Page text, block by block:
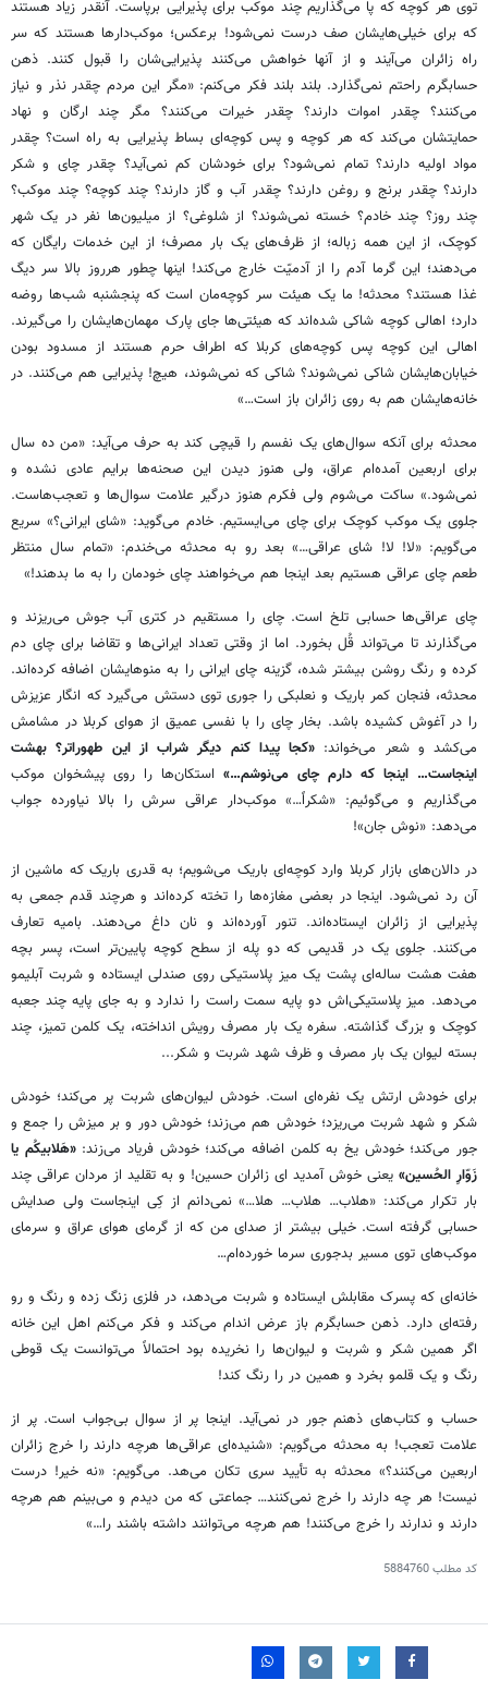
توی هر کوچه که پا می‌گذاریم چند موکب برای پذیرایی برپاست. آنقدر زیاد هستند
که برای خیلی‌هایشان صف درست نمی‌شود! برعکس؛ موکب‌دارها هستند که سر
راه زائران می‌آیند و از آنها خواهش می‌کنند پذیرایی‌شان را قبول کنند. ذهن
حسابگرم راحتم نمی‌گذارد. بلند بلند فکر می‌کنم: «مگر این مردم چقدر نذر و نیاز
می‌کنند؟ چقدر اموات دارند؟ چقدر خیرات می‌کنند؟ مگر چند ارگان و نهاد
حمایتشان می‌کند که هر کوچه و پس کوچه‌ای بساط پذیرایی به راه است؟ چقدر
مواد اولیه دارند؟ تمام نمی‌شود؟ برای خودشان کم نمی‌آید؟ چقدر چای و شکر
دارند؟ چقدر برنج و روغن دارند؟ چقدر آب و گاز دارند؟ چند کوچه؟ چند موکب؟
چند روز؟ چند خادم؟ خسته نمی‌شوند؟ از شلوغی؟ از میلیون‌ها نفر در یک شهر
کوچک، از این همه زباله؛ از ظرف‌های یک بار مصرف؛ از این خدمات رایگان که
می‌دهند؛ این گرما آدم را از آدمیّت خارج می‌کند! اینها چطور هرروز بالا سر دیگ
غذا هستند؟ محدثه! ما یک هیئت سر کوچه‌مان است که پنجشنبه شب‌ها روضه
دارد؛ اهالی کوچه شاکی شده‌اند که هیئتی‌ها جای پارک مهمان‌هایشان را می‌گیرند.
اهالی این کوچه پس کوچه‌های کربلا که اطراف حرم هستند از مسدود بودن
خیابان‌هایشان شاکی نمی‌شوند؟ شاکی که نمی‌شوند، هیچ! پذیرایی هم می‌کنند. در
خانه‌هایشان هم به روی زائران باز است…»
محدثه برای آنکه سوال‌های یک نفسم را قیچی کند به حرف می‌آید: «من ده سال
برای اربعین آمده‌ام عراق، ولی هنوز دیدن این صحنه‌ها برایم عادی نشده و
نمی‌شود.» ساکت می‌شوم ولی فکرم هنوز درگیر علامت سوال‌ها و تعجب‌هاست.
جلوی یک موکب کوچک برای چای می‌ایستیم. خادم می‌گوید: «شایایرانی؟» سریع
می‌گویم: «لا! لا! شایعراقی…» بعد رو به محدثه می‌خندم: «تمام سال منتظر
طعم چای عراقی هستیم بعد اینجا هم می‌خواهند چای خودمان را به ما بدهند!»
چای عراقی‌ها حسابی تلخ است. چای را مستقیم در کتری آب جوش می‌ریزند و
می‌گذارند تا می‌تواند قُل بخورد. اما از وقتی تعداد ایرانی‌ها و تقاضا برای چای دم
کرده و رنگ روشن بیشتر شده، گزینه چای ایرانی را به منوهایشان اضافه کرده‌اند.
محدثه، فنجان کمر باریک و نعلبکی را جوریتوی دستش می‌گیرد که انگار عزیزش
را در آغوش کشیده باشد. بخار چای را با نفسی عمیق از هوای کربلا در مشامش
می‌‎کشد و شعر می‌خواند:
«کجا پیدا کنم دیگر شراب از این طهوراتر؟ بهشت
اینجاست… اینجا که دارم چای می‌نوشم…» استکان‌ها را روی پیشخوان موکب
می‌گذاریم و می‌گوئیم: «شکراً…» موکب‌دار عراقی سرش را بالا نیاورده جواب
می‌دهد: «نوش جان»!
در دالان‌های بازار کربلا وارد کوچه‌ای باریک می‌شویم؛ به قدری باریک که ماشین از
آن رد نمی‌شود. اینجا در بعضی مغازه‌ها را تخته کرده‌اند و هرچند قدم جمعی به
پذیرایی از زائران ایستاده‌اند. تنور آورده‌اند و نان داغ می‌دهند. بامیه تعارف
می‌کنند. جلوی یک در قدیمی که دو پله از سطح کوچه پایین‌تر است، پسر بچه
هفت هشت ساله‌ای پشت یک میز پلاستیکی روی صندلی ایستاده و شربت آبلیمو
می‌دهد. میز پلاستیکی‌اش دو پایه سمت راست را ندارد و به جای پایه چند جعبه
کوچک و بزرگ گذاشته‌. سفره یک بار مصرف رویش انداخته، یک کلمن تمیز، چند
بسته لیوان یک بار مصرف و ظرف شهد شربت و شکر...
برای خودش ارتش یک نفره‌ای است. خودش لیوان‌های شربت پر می‌کند؛ خودش
شکر و شهد شربت می‌ریزد؛ خودش هم می‌زند؛ خودش دور و بر میزش را جمع و
جور می‌کند؛ خودش یخ به کلمن اضافه می‌کند؛ خودش فریاد می‌زند: «هَلابیکُم یا
زَوّارِ الحُسین» یعنی خوش آمدید ای زائران حسین! و به تقلید از مردان عراقی چند
بار تکرار می‌کند: «هلاب… هلاب… هلا…» نمی‌دانم از کِی اینجاست ولی صدایش
حسابی گرفته است. خیلی بیشتر از صدای من که از گرمای هوای عراق و سرمای
موکب‌های توی مسیر بدجوری سرما خورده‌ام…
خانه‌ای که پسرک مقابلش ایستاده و شربت می‌دهد، در فلزی زنگ زده و رنگ و رو
رفته‌ای دارد. ذهن حسابگرم باز عرض اندام می‌کند و فکر می‌کنم اهل این خانه
اگر همین شکر و شربت و لیوان‌ها را نخریده بود احتمالاً می‌توانست یک قوطی
رنگ و یک قلمو بخرد و همین در را رنگ کند!
حساب و کتاب‌های ذهنم جور در نمی‌آید. اینجا پر از سوال بی‌جواب است. پر از
علامت تعجب! به محدثه می‌گویم: «شنیده‌ای عراقی‌ها هرچه دارند را خرج زائران
اربعین می‌کنند؟» محدثه به تأیید سری تکانمی‌هد. می‌گویم: «نه خیر! درست
نیست! هر چه دارند را خرج نمی‌کنند… جماعتی که من دیدم و می‌بینم هم هرچه
دارند و ندارند را خرج می‌کنند! هم هرچه می‌توانند داشته باشند را…»
کد مطلب5884760